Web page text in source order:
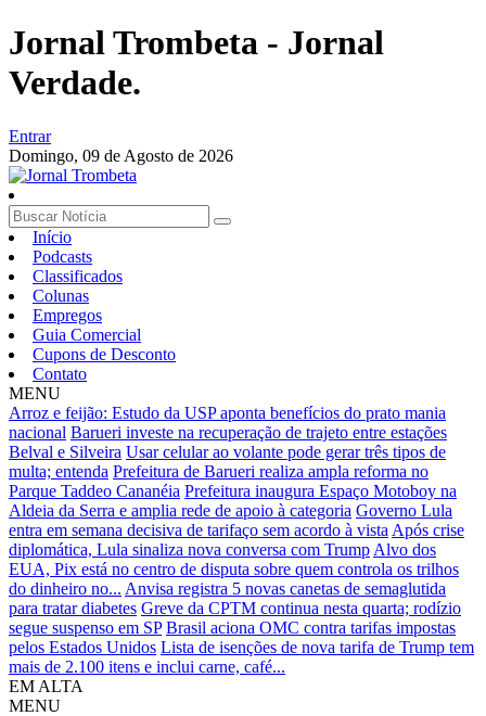
Jornal Trombeta - Jornal
Verdade.
Entrar
Domingo, 09 de Agosto de 2026
Início
Podcasts
Classificados
Colunas
Empregos
Guia Comercial
Cupons de Desconto
Contato
MENU
Arroz e feijão: Estudo da USP aponta benefícios do prato mania
nacional Barueri investe na recuperação de trajeto entre estações
Belval e Silveira Usar celular ao volante pode gerar três tipos de
multa; entenda Prefeitura de Barueri realiza ampla reforma no
Parque Taddeo Cananéia Prefeitura inaugura Espaço Motoboy na
Aldeia da Serra e amplia rede de apoio à categoria Governo Lula
entra em semana decisiva de tarifaço sem acordo à vista Após crise
diplomática, Lula sinaliza nova conversa com Trump Alvo dos
EUA, Pix está no centro de disputa sobre quem controla os trilhos
do dinheiro no... Anvisa registra 5 novas canetas de semaglutida
para tratar diabetes Greve da CPTM continua nesta quarta; rodízio
segue suspenso em SP Brasil aciona OMC contra tarifas impostas
pelos Estados Unidos Lista de isenções de nova tarifa de Trump tem
mais de 2.100 itens e inclui carne, café...
EM ALTA
MENU